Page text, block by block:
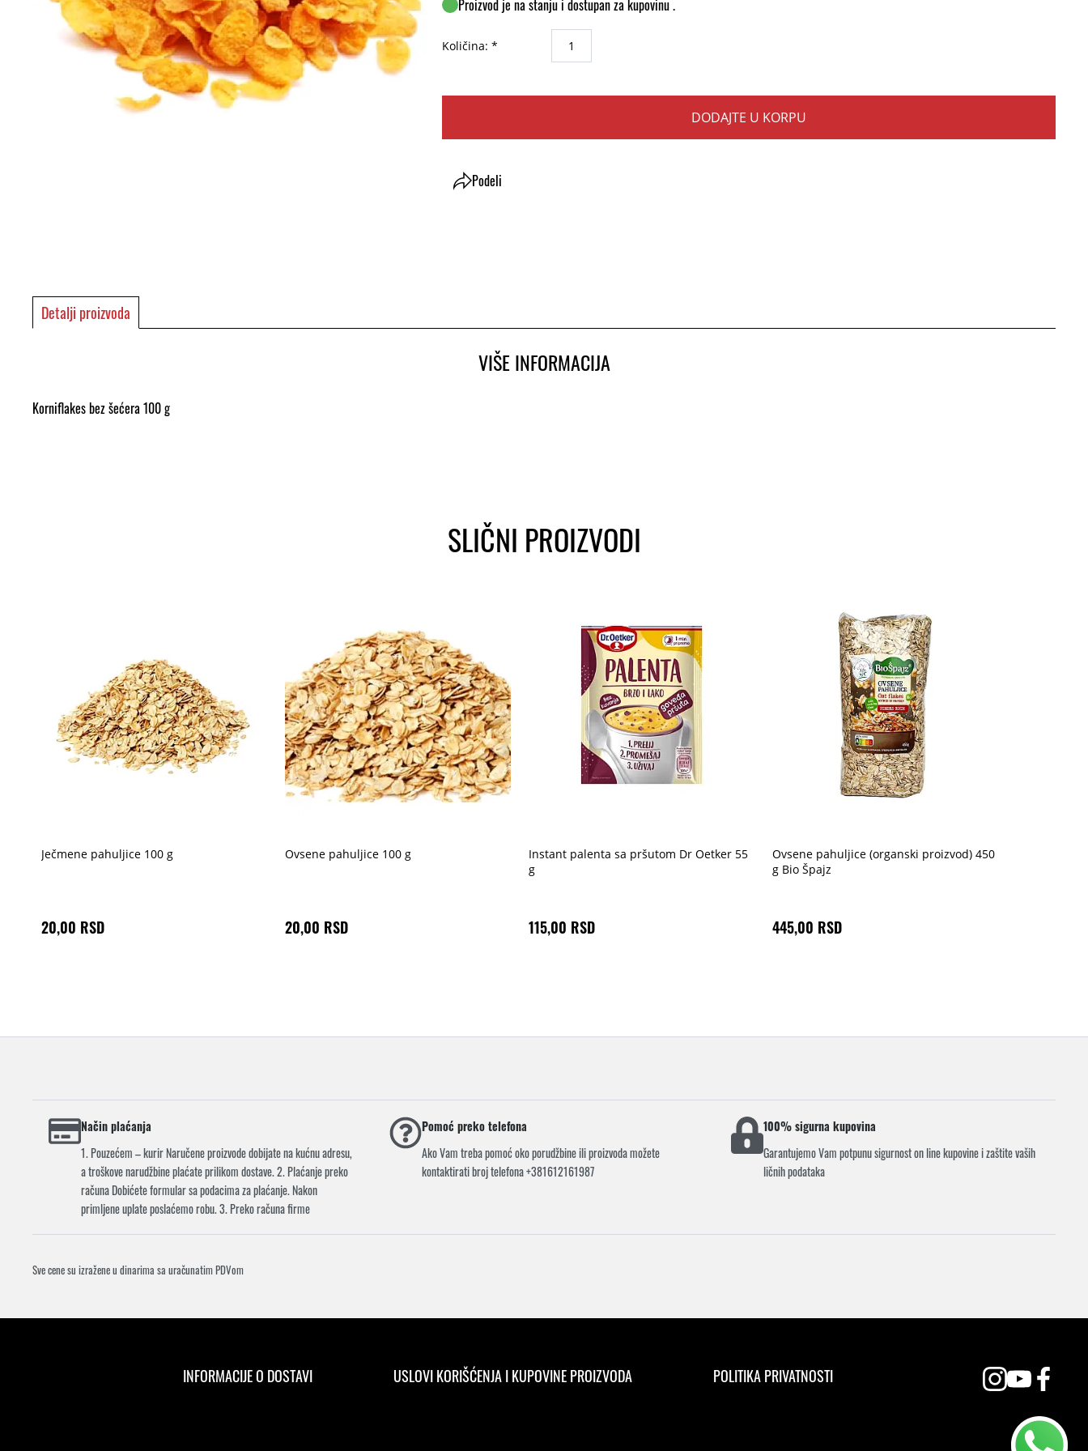
Proizvod je na stanju i dostupan za kupovinu .
Količina: *
DODAJTE U KORPU
Podeli
Detalji proizvoda
VIŠE INFORMACIJA
Korniflakes bez šećera 100 g
SLIČNI PROIZVODI
Ječmene pahuljice 100 g
20,00 RSD
Ovsene pahuljice 100 g
20,00 RSD
Instant palenta sa pršutom Dr Oetker 55
g
115,00 RSD
Ovsene pahuljice (organski proizvod) 450
g Bio Špajz
445,00 RSD
Način plaćanja
1. Pouzećem – kurir Naručene proizvode dobijate na kućnu adresu,
a troškove narudžbine plaćate prilikom dostave. 2. Plaćanje preko
računa Dobićete formular sa podacima za plaćanje. Nakon
primljene uplate poslaćemo robu. 3. Preko računa firme
Pomoć preko telefona
Ako Vam treba pomoć oko porudžbine ili proizvoda možete
kontaktirati broj telefona +381612161987
100% sigurna kupovina
Garantujemo Vam potpunu sigurnost on line kupovine i zaštite vaših
ličnih podataka
Sve cene su izražene u dinarima sa uračunatim PDVom
INFORMACIJE O DOSTAVI USLOVI KORIŠĆENJA I KUPOVINE PROIZVODA POLITIKA PRIVATNOSTI